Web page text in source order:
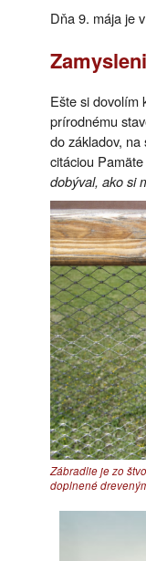
Dňa 9. mája je
Ešte si dovolím
prírodnému
do základov,
citáciou
dobýval, ako si
Zábradlie je zo
doplnené